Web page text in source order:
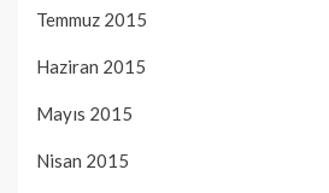
Temmuz 2015
Haziran 2015
Mayıs 2015
Nisan 2015